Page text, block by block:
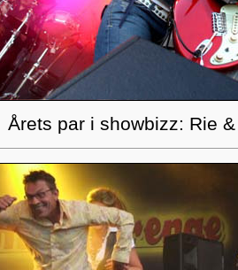
Årets par i showbizz: Rie